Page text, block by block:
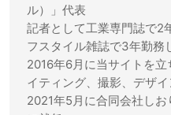
ル）」代表
記者として工業専門誌で2
フスタイル雑誌で3年勤務
2016年6月に当サイトを
イティング、撮影、デザ
2021年5月に合同会社し